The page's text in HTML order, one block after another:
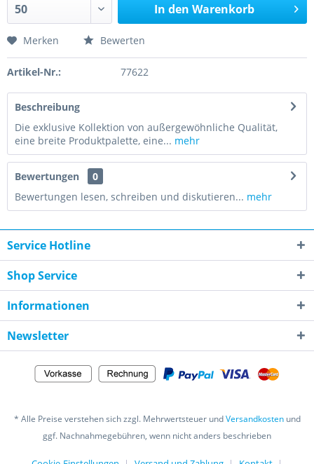
In den Warenkorb
Merken Bewerten
Artikel-Nr.: 77622
Beschreibung
Die exklusive Kollektion von außergewöhnliche Qualität,
eine breite Produktpalette, eine... mehr
Bewertungen
0
Bewertungen lesen, schreiben und diskutieren... mehr
Service Hotline
Shop Service
Informationen
Newsletter
* Alle Preise verstehen sich zzgl. Mehrwertsteuer undVersandkostenund
ggf. Nachnahmegebühren, wenn nicht anders beschrieben